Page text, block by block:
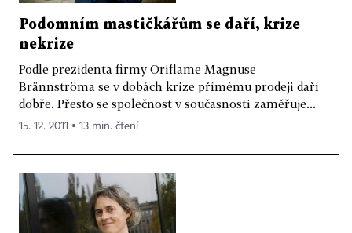
Podomním mastičkářům se daří, krize
nekrize
Podle prezidenta firmy Oriflame Magnuse
Brännströma se v dobách krize přímému prodeji daří
dobře. Přesto se společnost v současnosti zaměřuje...
15. 12. 2011 ▪ 13 min. čtení